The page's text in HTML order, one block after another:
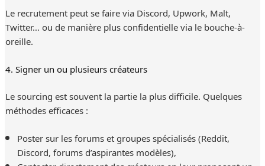
Le recrutement peut se faire via Discord, Upwork, Malt,
Twitter… ou de manière plus confidentielle via le bouche-à-
oreille.
4. Signer un ou plusieurs créateurs
Le sourcing est souvent la partie la plus difficile. Quelques
méthodes efficaces :
Poster sur les forums et groupes spécialisés (Reddit,
Discord, forums d’aspirantes modèles),